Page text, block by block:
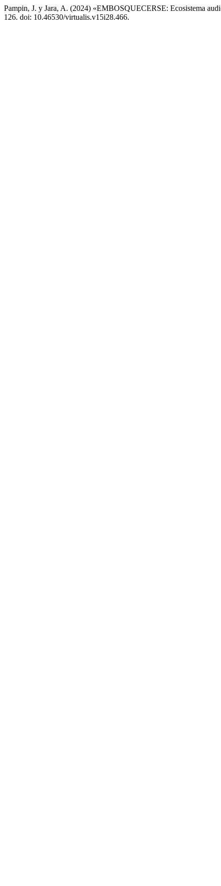
Pampin, J. y Jara, A. (2024) «EMBOSQUECERSE: Ecosistema
126. doi: 10.46530/virtualis.v15i28.466.